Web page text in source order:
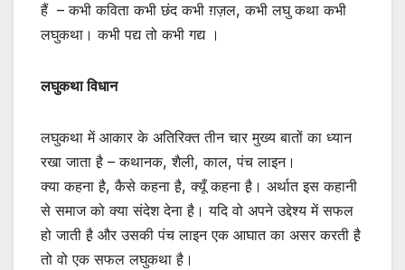
हैं – कभी कविता कभी छंद कभी ग़ज़ल, कभी लघु कथा कभी
लघुकथा। कभी पद्य तो कभी गद्य ।
लघुकथा विधान
लघुकथा में आकार के अतिरिक्त तीन चार मुख्य बातों का ध्यान
रखा जाता है़ – कथानक, शैली, काल, पंच लाइन।
क्या कहना है़, कैसे कहना है़, क्यूँ कहना है़। अर्थात इस कहानी
से समाज को क्या संदेश देना है़। यदि वो अपने उद्देश्य में सफल
हो जाती है़ और उसकी पंच लाइन एक आघात का असर करती है़
तो वो एक सफल लघुकथा है़।